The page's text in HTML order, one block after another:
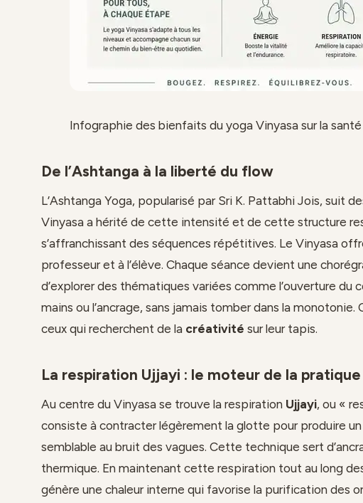
Infographie des bienfaits du yoga Vinyasa sur la
De l’Ashtanga à la liberté du flow
L’Ashtanga Yoga, popularisé par Sri K. Pattabhi Jois, suit
Vinyasa a hérité de cette intensité et de cette structure
s’affranchissant des séquences répétitives. Le Vinyasa
professeur et à l’élève. Chaque séance devient une
d’explorer des thématiques variées comme l’ouverture du
mains ou l’ancrage, sans jamais tomber dans la
ceux qui recherchent de la créativité sur leur tapis.
La respiration Ujjayi : le moteur de la pratique
Au centre du Vinyasa se trouve la respiration Ujjayi, ou «
consiste à contracter légèrement la glotte pour produire un
semblable au bruit des vagues. Cette technique sert
thermique. En maintenant cette respiration tout au long
génère une chaleur interne qui favorise la purification des